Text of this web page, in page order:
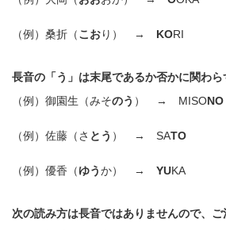
（例）桑折（こおり） → KORI
長音の「う」は末尾であるか否かに関わら
（例）御園生（みそのう ） → MISONO
（例）佐藤（さ とう ） → SATO
（例）優香（ゆうか） → YUKA
次の読み方は長音ではありませんので、ご